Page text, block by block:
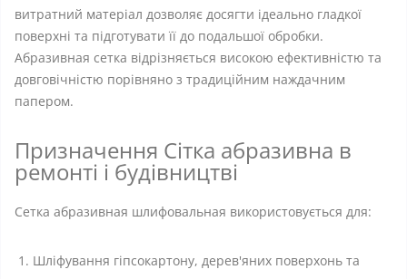
витратний матеріал дозволяє досягти ідеально гладкої
поверхні та підготувати її до подальшої обробки.
Абразивная сетка відрізняється високою ефективністю та
довговічністю порівняно з традиційним наждачним
папером.
Призначення Сітка абразивна в
ремонті і будівництві
Сетка абразивная шлифовальная використовується для:
Шліфування гіпсокартону, дерев'яних поверхонь та